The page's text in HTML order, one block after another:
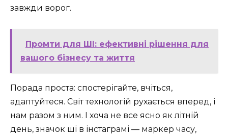
завжди ворог.
Промти для ШІ: ефективні рішення для
вашого бізнесу та життя
Порада проста: спостерігайте, вчіться,
адаптуйтеся. Світ технологій рухається вперед, і
нам разом з ним. І хоча не все ясно як літній
день, значок ші в інстаграмі — маркер часу,